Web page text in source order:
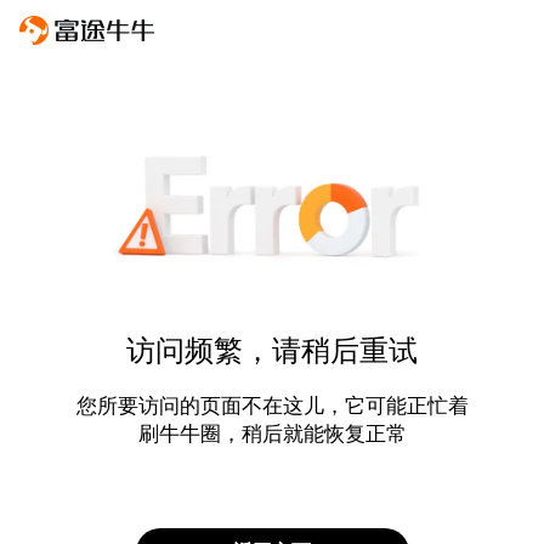
访问频繁，请稍后重试
您所要访问的页面不在这儿，它可能正忙着
刷牛牛圈，稍后就能恢复正常